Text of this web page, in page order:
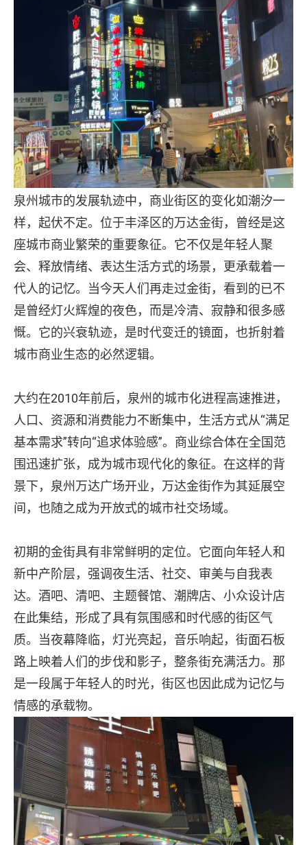
泉州城市的发展轨迹中，商业街区的变化如潮汐一
样，起伏不定。位于丰泽区的万达金街，曾经是这
座城市商业繁荣的重要象征。它不仅是年轻人聚
会、释放情绪、表达生活方式的场景，更承载着一
代人的记忆。当今天人们再走过金街，看到的已不
是曾经灯火辉煌的夜色，而是冷清、寂静和很多感
慨。它的兴衰轨迹，是时代变迁的镜面，也折射着
城市商业生态的必然逻辑。
大约在2010年前后，泉州的城市化进程高速推进，
人口、资源和消费能力不断集中，生活方式从“满足
基本需求”转向“追求体验感”。商业综合体在全国范
围迅速扩张，成为城市现代化的象征。在这样的背
景下，泉州万达广场开业，万达金街作为其延展空
间，也随之成为开放式的城市社交场域。
初期的金街具有非常鲜明的定位。它面向年轻人和
新中产阶层，强调夜生活、社交、审美与自我表
达。酒吧、清吧、主题餐馆、潮牌店、小众设计店
在此集结，形成了具有氛围感和时代感的街区气
质。当夜幕降临，灯光亮起，音乐响起，街面石板
路上映着人们的步伐和影子，整条街充满活力。那
是一段属于年轻人的时光，街区也因此成为记忆与
情感的承载物。